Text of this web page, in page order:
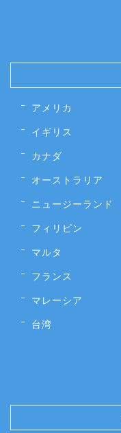
アメリカ
イギリス
カナダ
オーストラリア
ニュージーランド
フィリピン
マルタ
フランス
マレーシア
台湾